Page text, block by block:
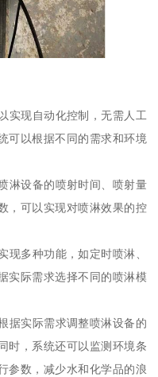
实现自动化控制，无需人工
可以根据不同的需求和环境
淋设备的喷射时间、喷射量
，可以实现对喷淋效果的控
现多种功能，如定时喷淋、
实际需求选择不同的喷淋模
据实际需求调整喷淋设备的
时，系统还可以监测环境条
参数，减少水和化学品的浪